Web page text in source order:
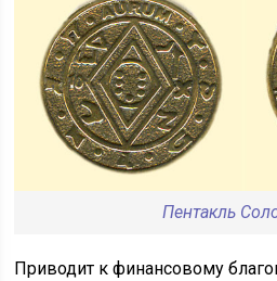
Пентакль
Приводит к финансовому